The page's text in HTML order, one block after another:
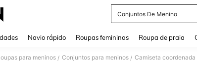
Conjuntos De Menino
Navio rápido Roupas femininas Roupa de praia
para meninos / Conjuntos para meninos / Camiseta coordenada